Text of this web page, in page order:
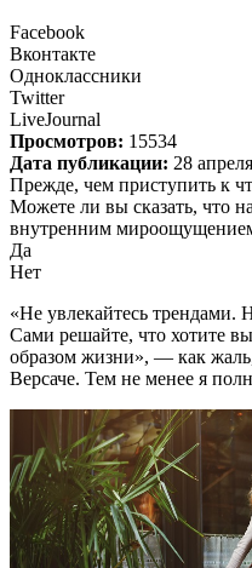
Facebook
Вконтакте
Одноклассники
Twitter
LiveJournal
Просмотров: 15534
Дата публикации: 28
Прежде, чем приступить к
Можете ли вы сказать, что
внутренним
Да
Нет
«Не увлекайтесь трендами.
Сами решайте, что хотите
образом жизни», — как
Версаче. Тем не менее я